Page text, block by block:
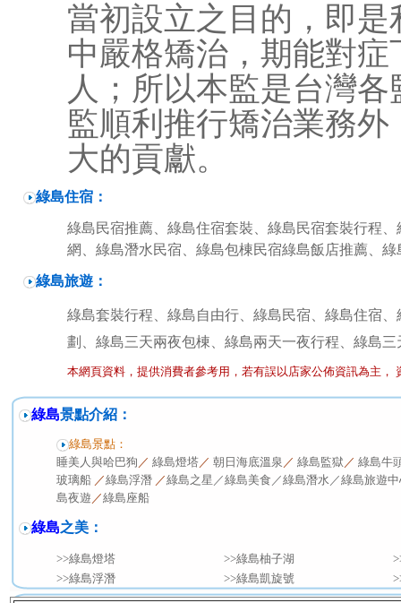
當初設立之目的，即
中嚴格矯治，期能對
人；所以本監是台灣
監順利推行矯治業務
大的貢獻。
綠島住宿：
綠島民宿推薦、綠島住宿套裝、綠島民宿套裝行程
網、綠島潛水民宿、綠島包棟民宿綠島飯店推薦、
綠島旅遊：
綠島套裝行程、綠島自由行、綠島民宿、綠島住宿
劃、綠島三天兩夜包棟、綠島兩天一夜行程、綠島三
本網頁資料，提供消費者參考用，若有誤以店家公佈資訊為主，
綠島景點介紹：
綠島景點：
睡美人與哈巴狗 ／ 綠島燈塔／ 朝日海底溫泉 ／ 綠島監獄 ／ 綠島牛
玻璃船／綠島浮潛 ／綠島之星／綠島美食／綠島潛水／綠島旅遊
島夜遊 ／綠島座船
綠島之美：
>>綠島燈塔 >>綠島柚子湖
>>綠島浮潛
>>綠島凱旋號